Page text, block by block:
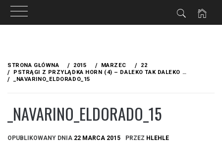
treści
STRONA GŁÓWNA 2015 MARZEC
22
PSTRĄGI Z PRZYLĄDKA HORN (4) – DALEKO TAK DALEKO …
_NAVARINO_ELDORADO_15
_NAVARINO_ELDORADO_15
OPUBLIKOWANY DNIA 22 MARCA 2015 PRZEZ HLEHLE